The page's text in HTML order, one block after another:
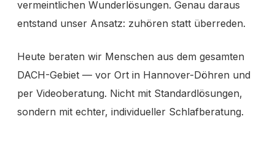
vermeintlichen Wunderlösungen. Genau daraus
entstand unser Ansatz: zuhören statt überreden.
Heute beraten wir Menschen aus dem gesamten
DACH-Gebiet — vor Ort in Hannover-Döhren und
per Videoberatung. Nicht mit Standardlösungen,
sondern mit echter, individueller Schlafberatung.